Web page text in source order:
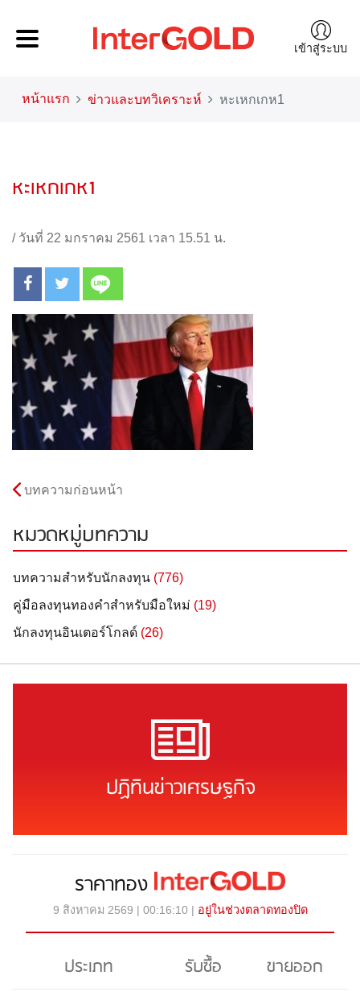
เข้าสู่ระบบ
หน้าแรก ข่าวและบทวิเคราะห์ หะเหกเกห1
หะเหกเกห1
/ วันที่ 22 มกราคม 2561 เวลา 15.51 น.
บทความก่อนหน้า
หมวดหมู่บทความ
บทความสำหรับนักลงทุน (776)
คู่มือลงทุนทองคำสำหรับมือใหม่ (19)
นักลงทุนอินเตอร์โกลด์ (26)
ปฏิทินข่าวเศรษฐกิจ
ราคาทอง
9 สิงหาคม 2569 | 00:16:10 | อยู่ในช่วงตลาดทองปิด
ประเภท รับซื้อ
ขายออก